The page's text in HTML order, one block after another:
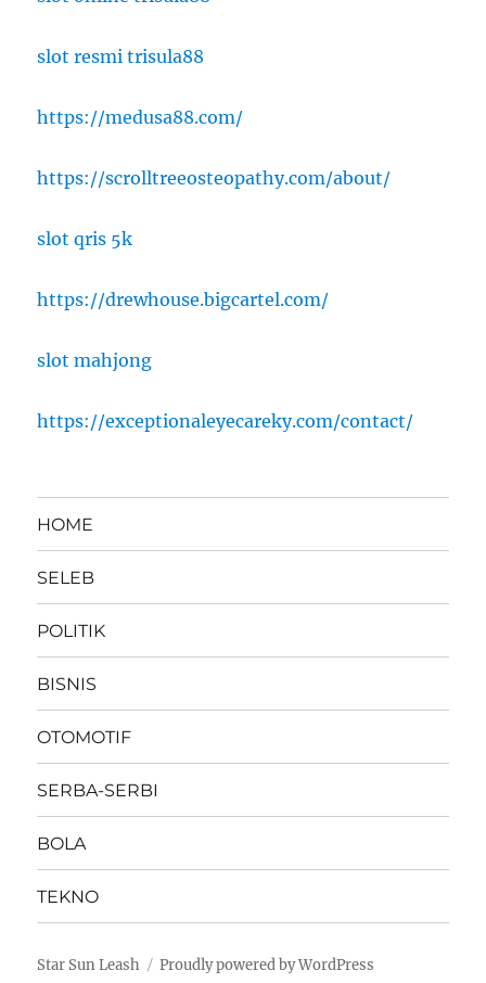
slot resmi trisula88
https://medusa88.com/
https://scrolltreeosteopathy.com/about/
slot qris 5k
https://drewhouse.bigcartel.com/
slot mahjong
https://exceptionaleyecareky.com/contact/
HOME
SELEB
POLITIK
BISNIS
OTOMOTIF
SERBA-SERBI
BOLA
TEKNO
Star Sun Leash Proudly powered by WordPress